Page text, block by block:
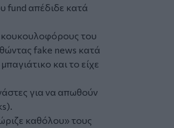
fund απέδιδε κατά
του
fake news κατά
και το είχε
για να απωθούν
καθόλου» τους